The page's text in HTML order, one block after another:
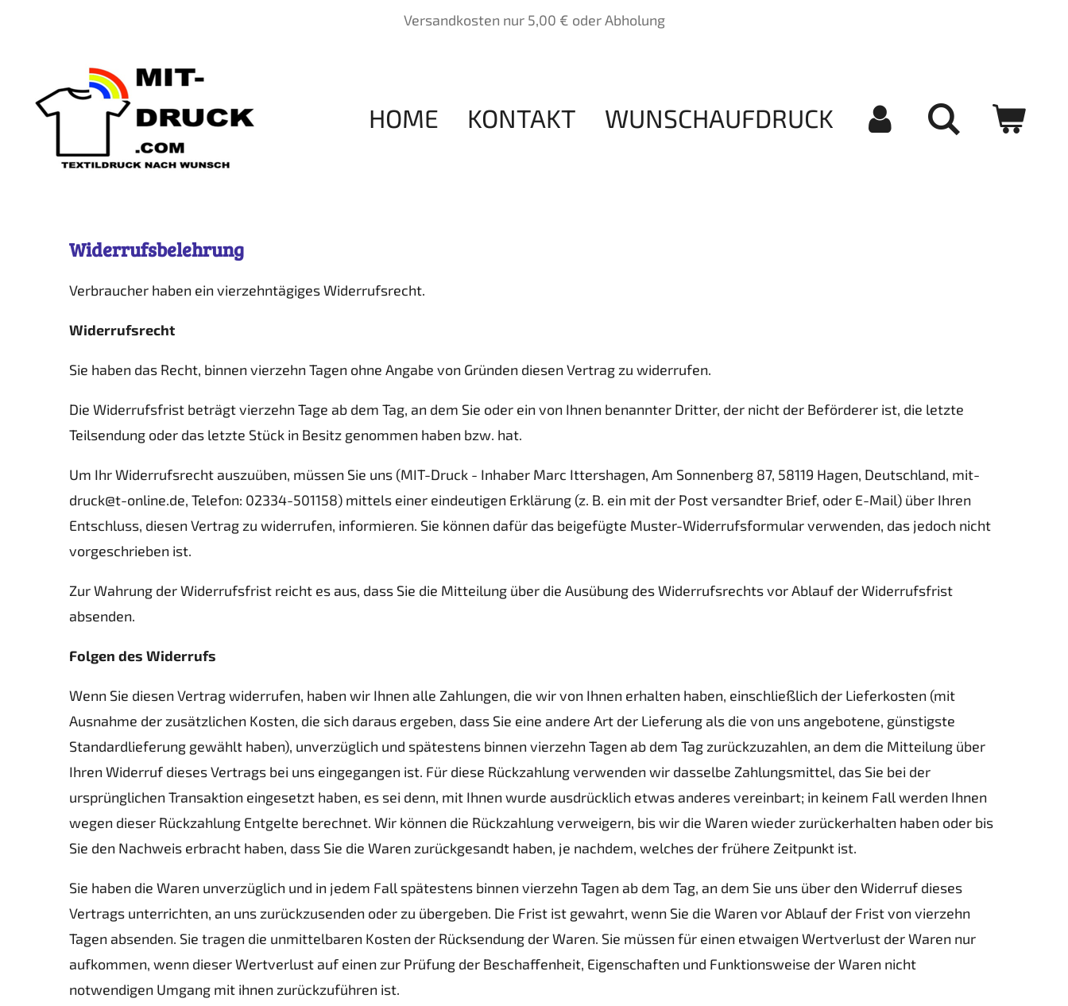
Versandkosten nur 5,00 € oder Abholung
HOME KONTAKT WUNSCHAUFDRUCK
Widerrufsbelehrung
Verbraucher haben ein vierzehntägiges Widerrufsrecht.
Widerrufsrecht
Sie haben das Recht, binnen vierzehn Tagen ohne Angabe von Gründen diesen Vertrag zu widerrufen.
Die Widerrufsfrist beträgt vierzehn Tage ab dem Tag, an dem Sie oder ein von Ihnen benannter Dritter, der nicht der Beförderer ist, die letzte
Teilsendung oder das letzte Stück in Besitz genommen haben bzw. hat.
Um Ihr Widerrufsrecht auszuüben, müssen Sie uns (MIT-Druck - Inhaber Marc Ittershagen, Am Sonnenberg 87, 58119 Hagen, Deutschland, mit-
druck@t-online.de, Telefon: 02334-501158) mittels einer eindeutigen Erklärung (z. B. ein mit der Post versandter Brief, oder E-Mail) über Ihren
Entschluss, diesen Vertrag zu widerrufen, informieren. Sie können dafür das beigefügte Muster-Widerrufsformular verwenden, das jedoch nicht
vorgeschrieben ist.
Zur Wahrung der Widerrufsfrist reicht es aus, dass Sie die Mitteilung über die Ausübung des Widerrufsrechts vor Ablauf der Widerrufsfrist
absenden.
Folgen des Widerrufs
Wenn Sie diesen Vertrag widerrufen, haben wir Ihnen alle Zahlungen, die wir von Ihnen erhalten haben, einschließlich der Lieferkosten (mit
Ausnahme der zusätzlichen Kosten, die sich daraus ergeben, dass Sie eine andere Art der Lieferung als die von uns angebotene, günstigste
Standardlieferung gewählt haben), unverzüglich und spätestens binnen vierzehn Tagen ab dem Tag zurückzuzahlen, an dem die Mitteilung über
Ihren Widerruf dieses Vertrags bei uns eingegangen ist. Für diese Rückzahlung verwenden wir dasselbe Zahlungsmittel, das Sie bei der
ursprünglichen Transaktion eingesetzt haben, es sei denn, mit Ihnen wurde ausdrücklich etwas anderes vereinbart; in keinem Fall werden Ihnen
wegen dieser Rückzahlung Entgelte berechnet. Wir können die Rückzahlung verweigern, bis wir die Waren wieder zurückerhalten haben oder bis
Sie den Nachweis erbracht haben, dass Sie die Waren zurückgesandt haben, je nachdem, welches der frühere Zeitpunkt ist.
Sie haben die Waren unverzüglich und in jedem Fall spätestens binnen vierzehn Tagen ab dem Tag, an dem Sie uns über den Widerruf dieses
Vertrags unterrichten, an uns zurückzusenden oder zu übergeben. Die Frist ist gewahrt, wenn Sie die Waren vor Ablauf der Frist von vierzehn
Tagen absenden. Sie tragen die unmittelbaren Kosten der Rücksendung der Waren. Sie müssen für einen etwaigen Wertverlust der Waren nur
aufkommen, wenn dieser Wertverlust auf einen zur Prüfung der Beschaffenheit, Eigenschaften und Funktionsweise der Waren nicht
notwendigen Umgang mit ihnen zurückzuführen ist.